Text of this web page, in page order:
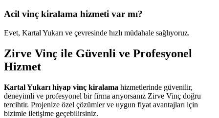
Acil vinç kiralama hizmeti var mı?
Evet, Kartal Yukarı ve çevresinde hızlı müdahale sağlıyoruz.
Zirve Vinç ile Güvenli ve Profesyonel
Hizmet
Kartal Yukarı hiyap vinç kiralama hizmetlerinde güvenilir,
deneyimli ve profesyonel bir firma arıyorsanız Zirve Vinç doğru
tercihtir. Projenize özel çözümler ve uygun fiyat avantajları için
bizimle iletişime geçebilirsiniz.